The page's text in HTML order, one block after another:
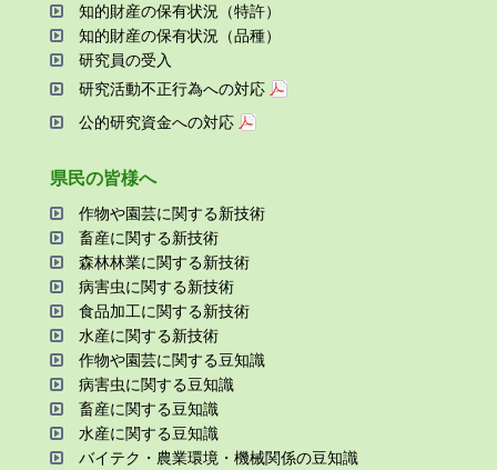
知的財産の保有状況（特許）
知的財産の保有状況（品種）
研究員の受⼊
研究活動不正⾏為への対応
公的研究資金への対応
県⺠の皆様へ
作物や園芸に関する新技術
畜産に関する新技術
森林林業に関する新技術
病害⾍に関する新技術
⾷品加⼯に関する新技術
⽔産に関する新技術
作物や園芸に関する⾖知識
病害⾍に関する⾖知識
畜産に関する⾖知識
⽔産に関する⾖知識
バイテク・農業環境・機械関係の⾖知識